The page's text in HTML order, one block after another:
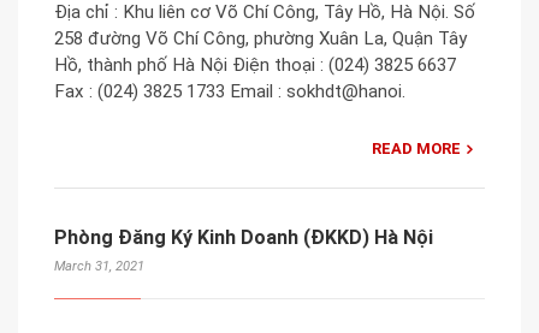
Địa chỉ : Khu liên cơ Võ Chí Công, Tây Hồ, Hà Nội. Số
258 đường Võ Chí Công, phường Xuân La, Quận Tây
Hồ, thành phố Hà Nội Điện thoại : (024) 3825 6637
Fax : (024) 3825 1733 Email : sokhdt@hanoi.
READ MORE
Phòng Đăng Ký Kinh Doanh (ĐKKD) Hà Nội
March 31, 2021